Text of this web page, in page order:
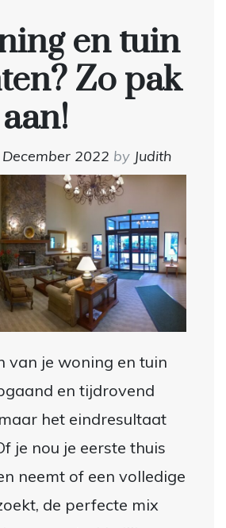
en tuin
Zo pak
2022 by Judith
van je woning en tuin
en tijdrovend
het eindresultaat
je nou je eerste thuis
neemt of een volledige
de perfecte mix